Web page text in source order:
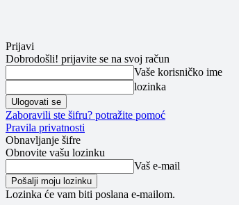
Prijavi
Dobrodošli! prijavite se na svoj račun
Vaše korisničko ime
lozinka
Zaboravili ste šifru? potražite pomoć
Pravila privatnosti
Obnavljanje šifre
Obnovite vašu lozinku
Vaš e-mail
Lozinka će vam biti poslana e-mailom.